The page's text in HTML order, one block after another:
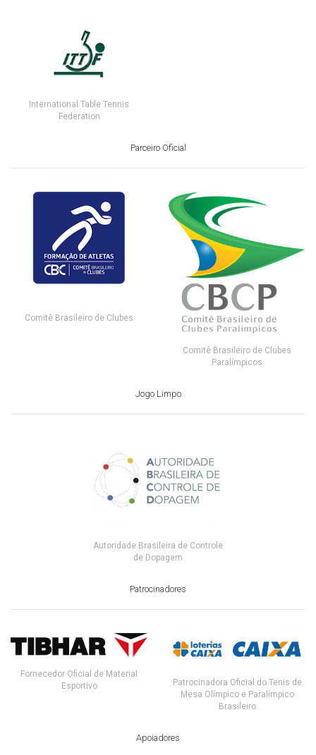
International Table Tennis
Federation
Parceiro Oficial
Comitê Brasileiro de Clubes
Comitê Brasileiro de Clubes
Paralímpicos
Jogo Limpo
Autoridade Brasileira de Controle
de Dopagem
Patrocinadores
Fornecedor Oficial de Material
Esportivo
Patrocinadora Oficial do Tenis de
Mesa Olímpico e Paralímpico
Brasileiro
Apoiadores